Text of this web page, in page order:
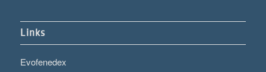
Links
Evofenedex